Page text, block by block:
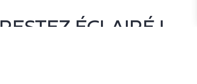
RESTEZ ÉCLAIRÉ !